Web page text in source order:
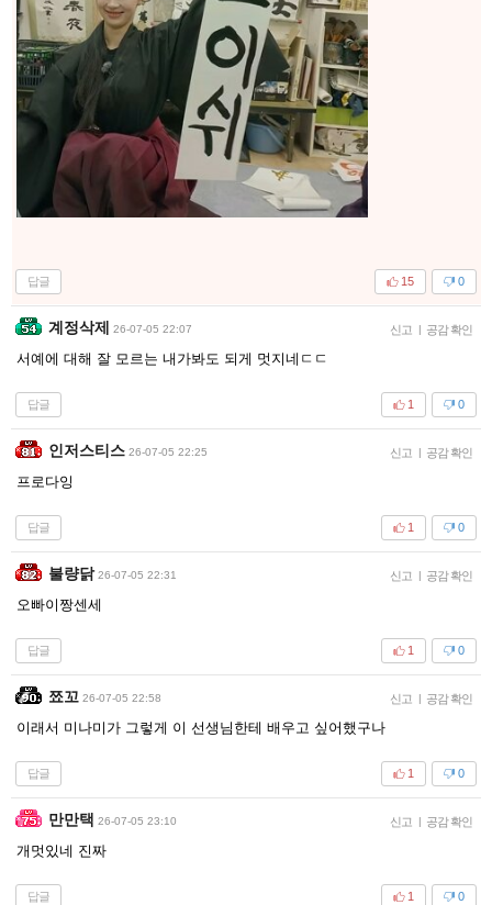
답글 0
15
계정삭제 26-07-05 22:07 신고 | 공감 확인
서예에 대해 잘 모르는 내가봐도 되게 멋지네ㄷㄷ
답글 0
1
인저스티스 26-07-05 22:25 신고 | 공감 확인
프로다잉
답글 0
1
불량닭 26-07-05 22:31 신고 | 공감 확인
오빠이짱센세
답글 0
1
쬬꼬 26-07-05 22:58 신고 | 공감 확인
이래서 미나미가 그렇게 이 선생님한테 배우고 싶어했구나
답글 0
1
만만택 26-07-05 23:10 신고 | 공감 확인
개멋있네 진짜
답글 0
1